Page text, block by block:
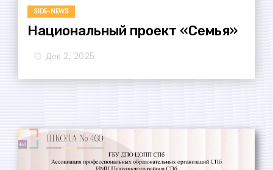
SIDE-NEWS
Национальный проект «Семья»
Дек 2, 2025